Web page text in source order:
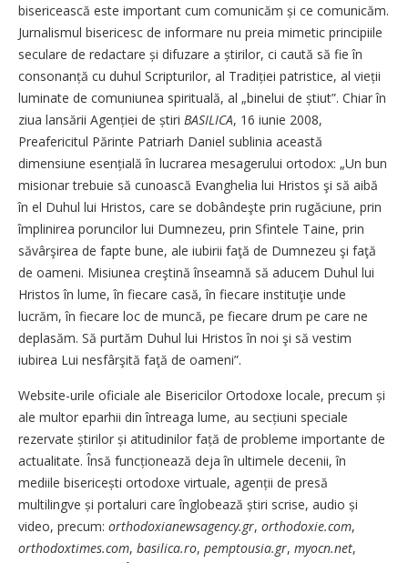
bisericească este important cum comunicăm și ce comunicăm.
Jurnalismul bisericesc de informare nu preia mimetic principiile
seculare de redactare și difuzare a știrilor, ci caută să fie în
conso­nanță cu duhul Scripturilor, al Tradiției patristice, al vieții
luminate de comuniunea spirituală, al „binelui de știut”. Chiar în
ziua lansării Agenției de știri BASILICA, 16 iunie 2008,
Preafericitul Părinte Patriarh Daniel sublinia această
dimensiune esențială în lucrarea mesagerului ortodox: „Un bun
misionar trebuie să cunoască Evanghelia lui Hristos şi să aibă
în el Duhul lui Hristos, care se dobândeşte prin rugăciune, prin
împlinirea poruncilor lui Dumnezeu, prin Sfintele Taine, prin
săvârşirea de fapte bune, ale iubirii faţă de Dumnezeu şi faţă
de oameni. Misiunea creştină înseamnă să aducem Duhul lui
Hristos în lume, în fiecare casă, în fiecare instituţie unde
lucrăm, în fiecare loc de muncă, pe fiecare drum pe care ne
deplasăm. Să purtăm Duhul lui Hristos în noi şi să vestim
iubirea Lui nesfârşită faţă de oameni”.
Website-urile oficiale ale Bisericilor Ortodoxe locale, precum și
ale multor eparhii din întreaga lume, au secțiuni speciale
rezervate știrilor și atitudinilor față de probleme importante de
actualitate. Însă funcționează deja în ultimele decenii, în
mediile bisericești ortodoxe virtuale, agenții de presă
multilingve și portaluri care înglobează știri scrise, audio și
video, precum: orthodoxianewsagency.gr, orthodoxie.com,
ortho­doxti­mes.com, basilica.ro, pemptou­sia.gr, myocn.net,